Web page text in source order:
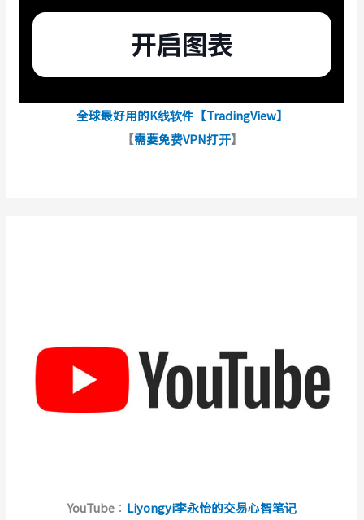
全球最好用的K线软件【TradingView】
【需要免费VPN打开】
YouTube ： Liyongyi李永怡的交易心智笔记